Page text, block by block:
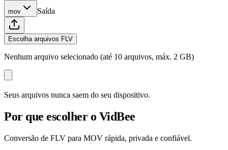
mov Saída
Escolha arquivos FLV
Nenhum arquivo selecionado (até 10 arquivos, máx. 2 GB)
Seus arquivos nunca saem do seu dispositivo.
Por que escolher o VidBee
Conversão de FLV para MOV rápida, privada e confiável.